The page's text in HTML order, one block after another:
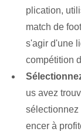
plication,
match de
s'agir d'une
compétition
us avez
sélectionnez
encer à